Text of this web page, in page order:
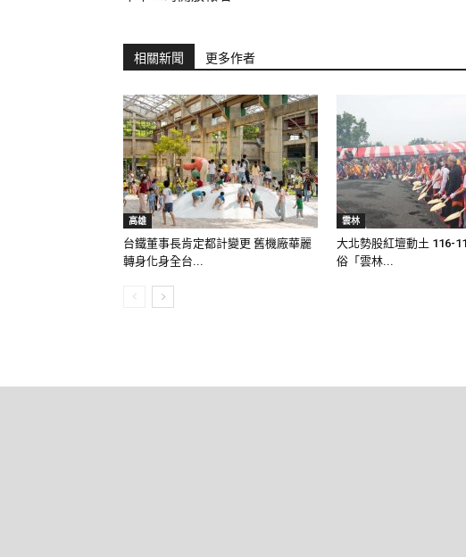
相關新聞 更多作者
高雄
台鐵董事長肯定都計變更 舊機廠華麗
轉身化身全台...
雲林
大北勢股紅壇動土 116-
俗「雲林...